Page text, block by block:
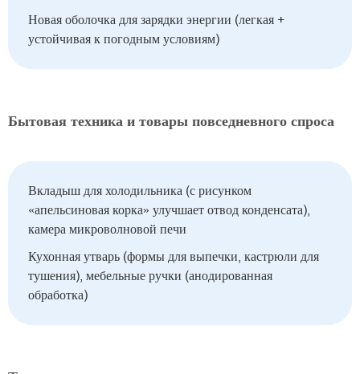
Новая оболочка для зарядки энергии (легкая +
устойчивая к погодным условиям)
Бытовая техника и товары повседневного спроса
Вкладыш для холодильника (с рисунком
«апельсиновая корка» улучшает отвод конденсата),
камера микроволновой печи
Кухонная утварь (формы для выпечки, кастрюли для
тушения), мебельные ручки (анодированная
обработка)